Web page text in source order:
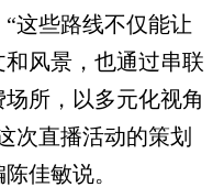
这些路线不仅能让
风景，也通过串联
所，以多元化视角
次直播活动的策划
佳敏说。